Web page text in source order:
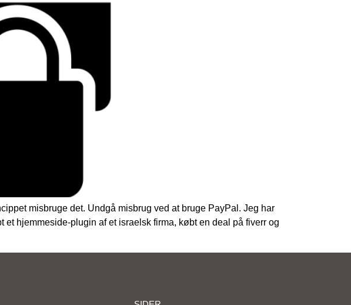
misbruge det. Undgå misbrug ved at bruge PayPal. Jeg har
hjemmeside-plugin af et israelsk firma, købt en deal på fiverr og